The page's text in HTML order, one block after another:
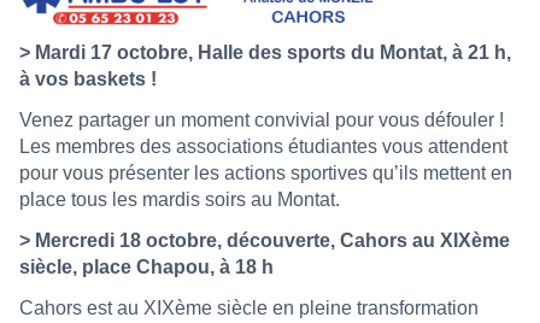
> Mardi 17 octobre, Halle des sports du Montat, à 21 h,
à vos baskets !
Venez partager un moment convivial pour vous défouler !
Les membres des associations étudiantes vous attendent
pour vous présenter les actions sportives qu’ils mettent en
place tous les mardis soirs au Montat.
> Mercredi 18 octobre, découverte, Cahors au XIXème
siècle, place Chapou, à 18 h
Cahors est au XIXème siècle en pleine transformation